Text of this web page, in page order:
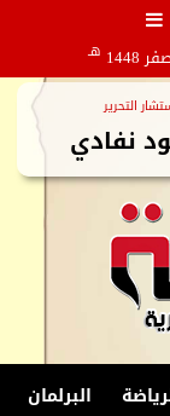
هـ
التحرير
نفادي
البرلمان